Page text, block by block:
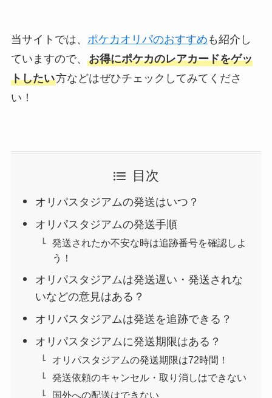
当サイトでは、 ポケカオリパのおすすめ も紹介し
ていますので、 お得にポケカのレアカードをゲッ
トしたい方などはぜひチェックしてみてくださ
い！
目次
オリパスタジアムの発送はいつ？
オリパスタジアムの発送手順
発送されたか不安な時は追跡番号を確認しよ
う！
オリパスタジアムは発送遅い・発送されな
いなどの意見はある？
オリパスタジアムは発送を追跡できる？
オリパスタジアムに発送期限はある？
オリパスタジアムの発送期限は72時間！
発送依頼のキャンセル・取り消しはできない
国外への配送はできない